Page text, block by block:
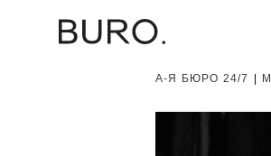
А-Я БЮРО 24/7